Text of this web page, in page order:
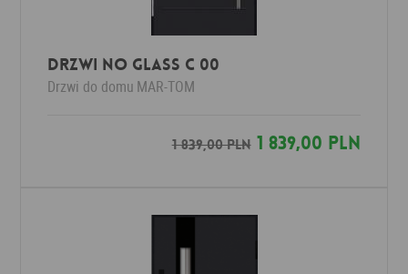
Drzwi No Glass C 00
Drzwi do domu MAR-TOM
1 839,00 PLN1 839,00 PLN